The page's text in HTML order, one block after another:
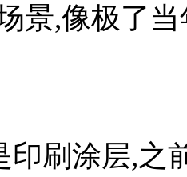
,像极了当
印刷涂层,之